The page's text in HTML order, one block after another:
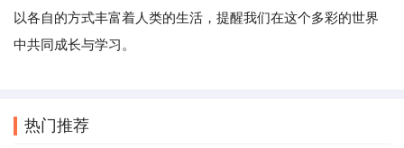
以各自的方式丰富着人类的生活，提醒我们在这个多彩的世界
中共同成长与学习。
热门推荐